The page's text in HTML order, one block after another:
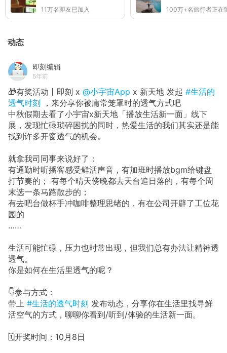
11万名即友已加入
动态
即刻编辑
5年前
🎁有奖活动丨即刻 x @小宇宙App x 新天地 发起 #生活的
透气时刻
，来分享你被庸常笼罩时的透气方式吧
中秋假期去看了小宇宙x新天地「播放生活新一面」线下
展，发现忙碌琐碎困扰的同时，热爱生活的我们其实还是能
找到许多开窗透气的机会。
就拿我司同事来说好了：
有通勤时听播客感受鲜活声音，有加班时播放bgm给键盘
打节奏的； 有每个晴天傍晚都去天台追日落的，有每个周
末选一条马路散步的；
有去吧台做杯手冲咖啡整理思绪的，有在公司开辟了工位花
园的
……
生活可能忙碌，压力也时常出现，但我们总有办法让精神透
透气。
你是如何在生活里透气的呢？
👇参与方式：
带上 #生活的透气时刻 发布动态，分享你在生活里找寻鲜
活空气的方式，聊聊你看到/听到/体验的生活新一面。
🗓开奖时间：10月8日